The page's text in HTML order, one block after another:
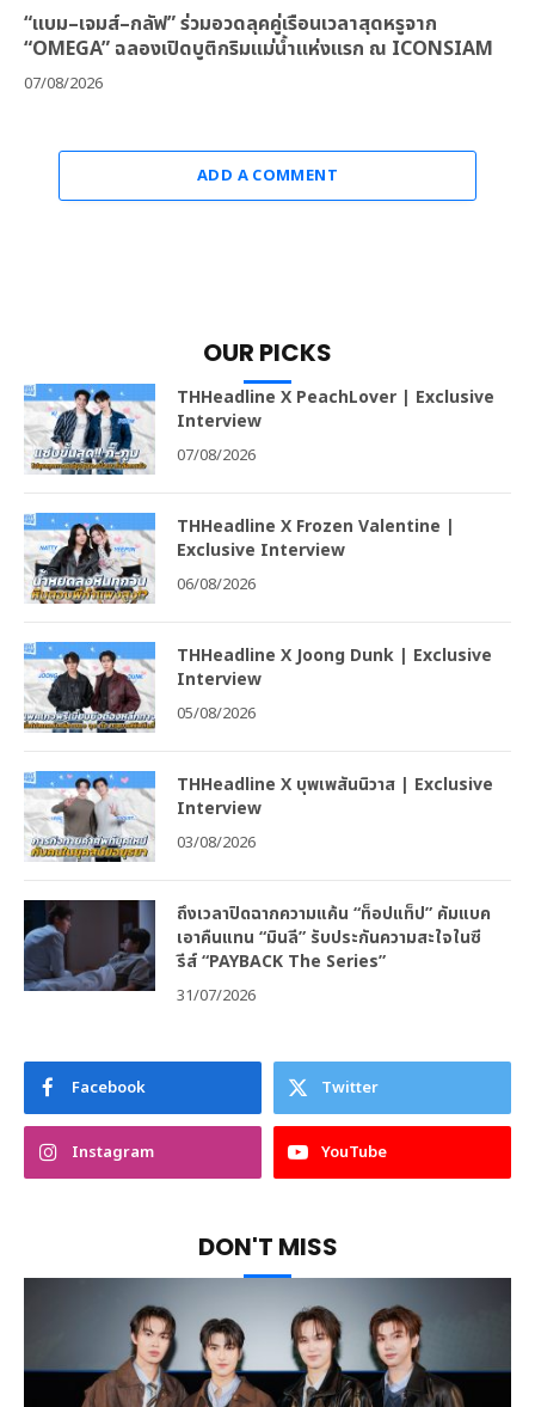
“แบม–เจมส์–กลัฟ” ร่วมอวดลุคคู่เรือนเวลาสุดหรูจาก
“OMEGA” ฉลองเปิดบูติกริมแม่น้ำแห่งแรก ณ ICONSIAM
07/08/2026
ADD A COMMENT
OUR PICKS
THHeadline X PeachLover | Exclusive
Interview
07/08/2026
THHeadline X Frozen Valentine |
Exclusive Interview
06/08/2026
THHeadline X Joong Dunk | Exclusive
Interview
05/08/2026
THHeadline X บุพเพสันนิวาส | Exclusive
Interview
03/08/2026
ถึงเวลาปิดฉากความแค้น “ท็อปแท็ป” คัมแบค
เอาคืนแทน “มินลี” รับประกันความสะใจในซี
รีส์ “PAYBACK The Series”
31/07/2026
Facebook Twitter
Instagram YouTube
DON'T MISS